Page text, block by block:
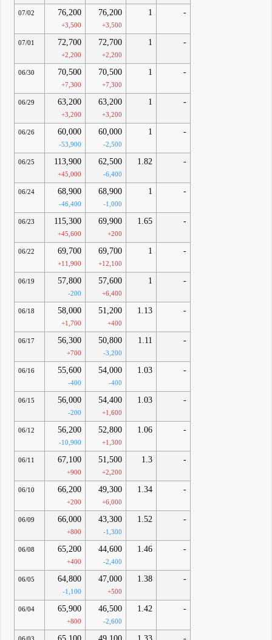
07/02 76,200
+3,500
76,200
+3,500
1 -
07/01 72,700
+2,200
72,700
+2,200
1 -
06/30 70,500
+7,300
70,500
+7,300
1 -
06/29 63,200
+3,200
63,200
+3,200
1 -
06/26 60,000
-53,900
60,000
-2,500
1 -
06/25 113,900
+45,000
62,500
-6,400
1.82 -
06/24 68,900
-46,400
68,900
-1,000
1 -
06/23 115,300
+45,600
69,900
+200
1.65 -
06/22 69,700
+11,900
69,700
+12,100
1 -
06/19 57,800
-200
57,600
+6,400
1 -
06/18 58,000
+1,700
51,200
+400
1.13 -
06/17 56,300
+700
50,800
-3,200
1.11 -
06/16 55,600
-400
54,000
-400
1.03 -
06/15 56,000
-200
54,400
+1,600
1.03 -
06/12 56,200
-10,900
52,800
+1,300
1.06 -
06/11 67,100
+900
51,500
+2,200
1.3 -
06/10 66,200
+200
49,300
+6,000
1.34 -
06/09 66,000
+800
43,300
-1,300
1.52 -
06/08 65,200
+400
44,600
-2,400
1.46 -
06/05 64,800
-1,100
47,000
+500
1.38 -
06/04 65,900
+800
46,500
-2,600
1.42 -